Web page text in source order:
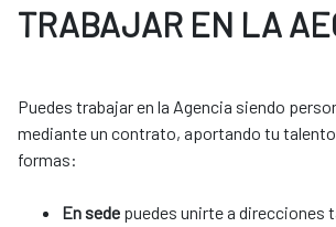
TRABAJAR EN LA
Puedes trabajar en la Agencia siendo
mediante un contrato, aportando tu
formas:
En sede puedes unirte a direcciones